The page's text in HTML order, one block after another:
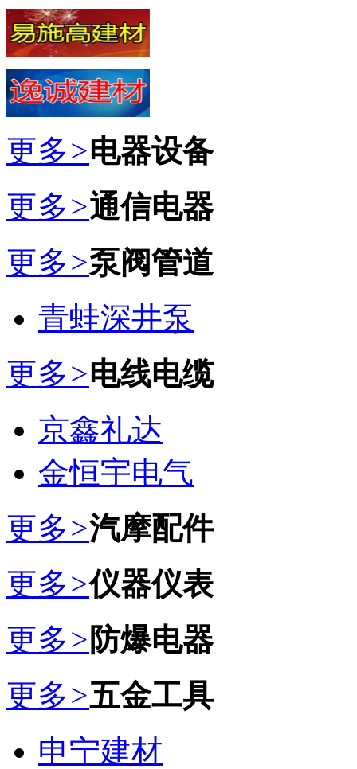
更多>电器设备
更多>通信电器
更多>泵阀管道
青蛙深井泵
更多>电线电缆
京鑫礼达
金恒宇电气
更多>汽摩配件
更多>仪器仪表
更多> 防爆电器
更多>五金工具
申宁建材